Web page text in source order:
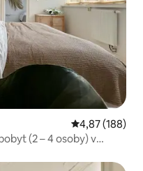
Priemerné
4,87 (188)
(2 – 4 osoby) v